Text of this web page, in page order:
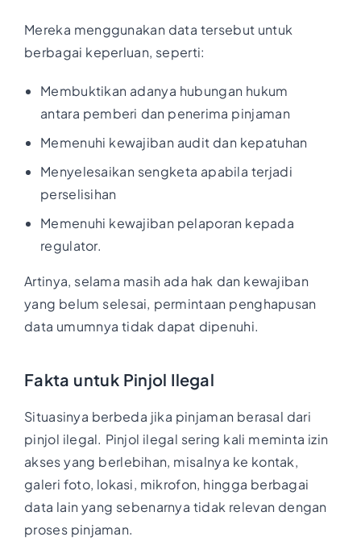
Mereka menggunakan data tersebut untuk
berbagai keperluan, seperti:
Membuktikan adanya hubungan hukum
antara pemberi dan penerima pinjaman
Memenuhi kewajiban audit dan kepatuhan
Menyelesaikan sengketa apabila terjadi
perselisihan
Memenuhi kewajiban pelaporan kepada
regulator.
Artinya, selama masih ada hak dan kewajiban
yang belum selesai, permintaan penghapusan
data umumnya tidak dapat dipenuhi.
Fakta untuk Pinjol Ilegal
Situasinya berbeda jika pinjaman berasal dari
pinjol ilegal. Pinjol ilegal sering kali meminta izin
akses yang berlebihan, misalnya ke kontak,
galeri foto, lokasi, mikrofon, hingga berbagai
data lain yang sebenarnya tidak relevan dengan
proses pinjaman.